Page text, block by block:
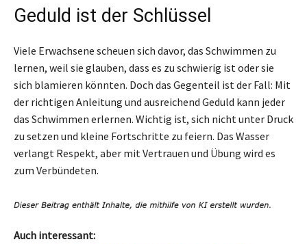
Geduld ist der Schlüssel
Viele Erwachsene scheuen sich davor, das Schwimmen zu
lernen, weil sie glauben, dass es zu schwierig ist oder sie
sich blamieren könnten. Doch das Gegenteil ist der Fall: Mit
der richtigen Anleitung und ausreichend Geduld kann jeder
das Schwimmen erlernen. Wichtig ist, sich nicht unter Druck
zu setzen und kleine Fortschritte zu feiern. Das Wasser
verlangt Respekt, aber mit Vertrauen und Übung wird es
zum Verbündeten.
Auch interessant: